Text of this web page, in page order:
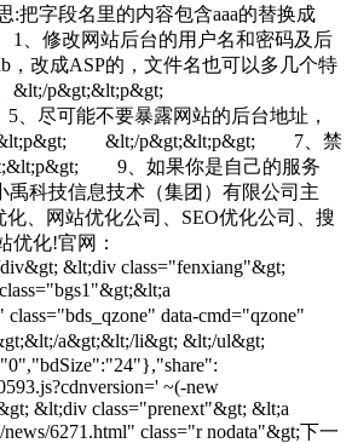
:把字段名里的内容包含aaa的替换成
修改网站后台的用户名和密码及后
改成ASP的，文件名也可以多几个特
。&lt;/p&gt;&lt;p&gt;
尽可能不要暴露网站的后台地址，
&lt;/p&gt;&lt;p&gt; 7、禁
9、如果你是自己的服务
科技信息技术（集团）有限公司主
、网站优化公司、SEO优化公司、搜
优化!官网：
&lt;div class="fenxiang"&gt;
data-cmd="qzone"
a&gt;&lt;/li&gt; &lt;/ul&gt;
~(-new
&lt;div class="prenext"&gt; &lt;a
6271.html" class="r nodata"&gt;下一